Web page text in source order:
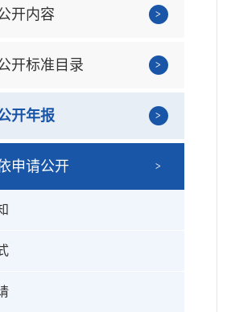
开内容
开标准目录
开年报
申请公开